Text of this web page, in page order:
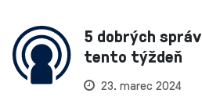
5 dobrých
tento týždeň
23. marec 2024